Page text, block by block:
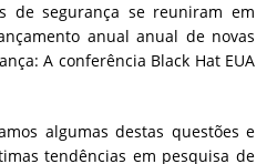
de segurança se reuniram em
anual anual de novas
A conferência Black Hat EUA
algumas destas questões e
tendências em pesquisa de